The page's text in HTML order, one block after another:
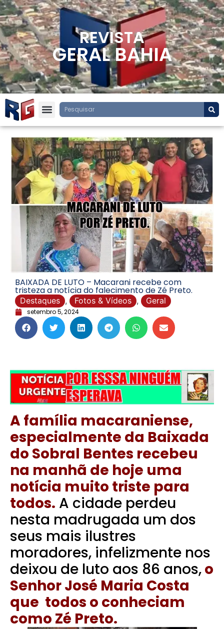
REVISTA
GERAL BAHIA
BAIXADA DE LUTO – Macarani recebe com
tristeza a notícia do falecimento de Zé Preto.
Destaques , Fotos & Vídeos , Geral
setembro 5, 2024
A família macaraniense,
especialmente da Baixada
do Sobral Bentes recebeu
na manhã de hoje uma
notícia muito triste para
todos. A cidade perdeu
nesta madrugada um dos
seus mais ilustres
moradores, infelizmente nos
deixou de luto aos 86 anos,o
Senhor José Maria Costa
que todos o conheciam
como Zé Preto.